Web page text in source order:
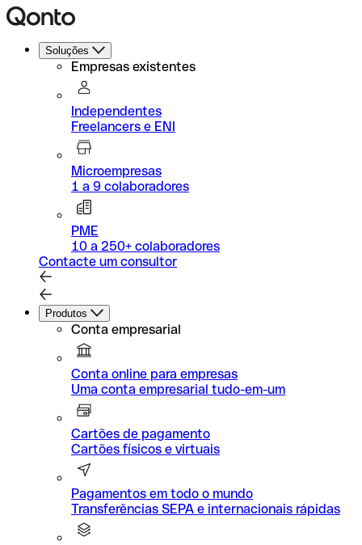
Soluções
Empresas existentes
Independentes
Freelancers e ENI
Microempresas
1 a 9 colaboradores
PME
10 a 250+ colaboradores
Contacte um consultor
Produtos
Conta empresarial
Conta online para empresas
Uma conta empresarial tudo-em-um
Cartões de pagamento
Cartões físicos e virtuais
Pagamentos em todo o mundo
Transferências SEPA e internacionais rápidas